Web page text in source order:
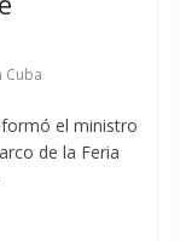
Cuba
el ministro
de la Feria